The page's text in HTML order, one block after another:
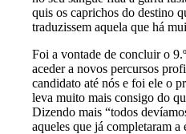
quis os caprichos do destino
traduzissem aquela que há
Foi a vontade de concluir o
aceder a novos percursos
candidato até nós e foi ele o
leva muito mais consigo do
Dizendo mais “todos
aqueles que já completaram a